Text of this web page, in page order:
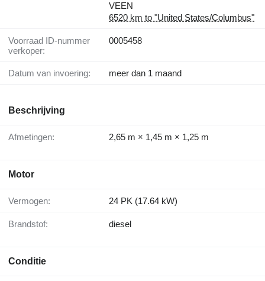
VEEN
6520 km to "United States/Columbus"
Voorraad ID-nummer
verkoper:
0005458
Datum van invoering: meer dan 1 maand
Beschrijving
Afmetingen: 2,65 m × 1,45 m × 1,25 m
Motor
Vermogen: 24 PK (17.64 kW)
Brandstof: diesel
Conditie